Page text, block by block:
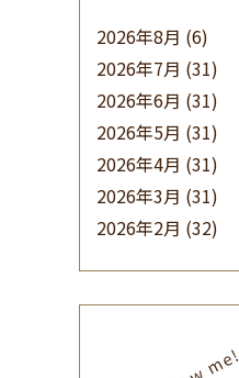
2026年8月 (6)
2026年7月 (31)
2026年6月 (31)
2026年5月 (31)
2026年4月 (31)
2026年3月 (31)
2026年2月 (32)
(32)